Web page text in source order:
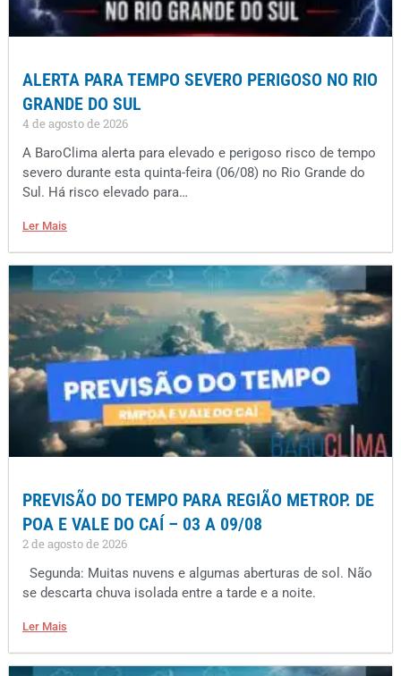
ALERTA PARA TEMPO SEVERO PERIGOSO NO RIO
GRANDE DO SUL
4 de agosto de 2026
A BaroClima alerta para elevado e perigoso risco de tempo
severo durante esta quinta-feira (06/08) no Rio Grande do
Sul. Há risco elevado para…
Ler Mais
PREVISÃO DO TEMPO PARA REGIÃO METROP. DE
POA E VALE DO CAÍ – 03 A 09/08
2 de agosto de 2026
Segunda: Muitas nuvens e algumas aberturas de sol. Não
se descarta chuva isolada entre a tarde e a noite.
Ler Mais